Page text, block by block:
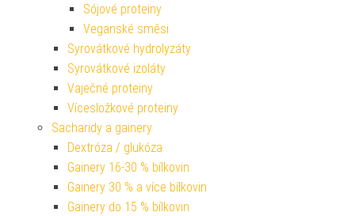
Sójové proteiny
Veganské směsi
Syrovátkové hydrolyzáty
Syrovátkové izoláty
Vaječné proteiny
Vícesložkové proteiny
Sacharidy a gainery
Dextróza / glukóza
Gainery 16-30 % bílkovin
Gainery 30 % a více bílkovin
Gainery do 15 % bílkovin